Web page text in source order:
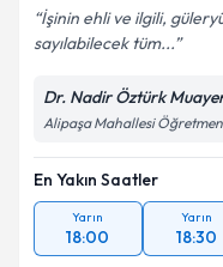
İşinin ehli ve ilgili,
sayılabilecek tüm...
Dr. Nadir Öztürk
Alipaşa Mahallesi
En Yakın Saatler
Yarın
18:00
Yarın
18:30